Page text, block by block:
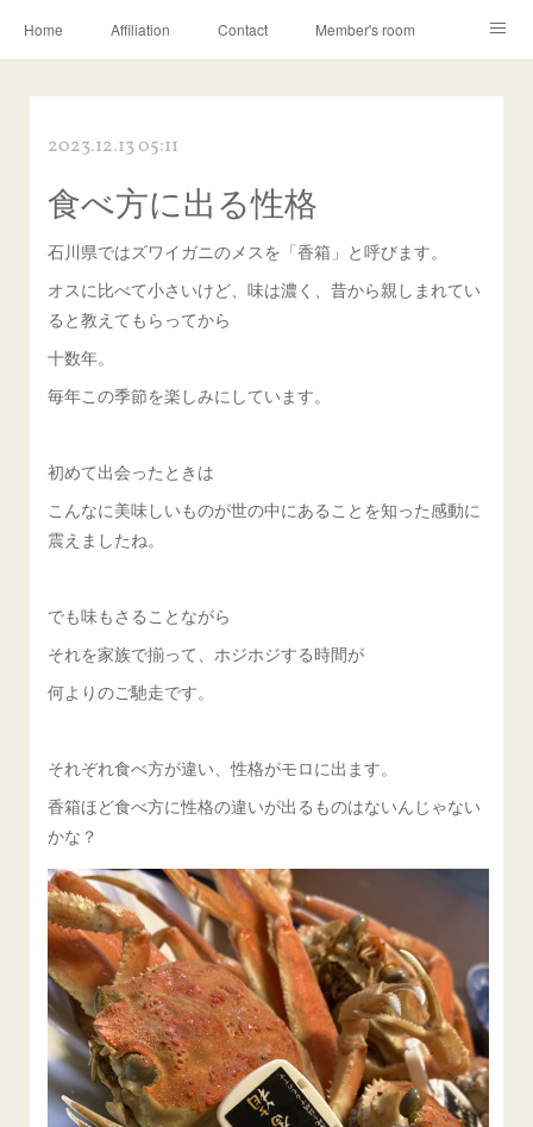
Home Affiliation Contact Member's room
2023.12.13 05:11
食べ方に出る性格
石川県ではズワイガニのメスを「香箱」と呼びます。
オスに比べて小さいけど、味は濃く、昔から親しまれてい
ると教えてもらってから
十数年。
毎年この季節を楽しみにしています。
初めて出会ったときは
こんなに美味しいものが世の中にあることを知った感動に
震えましたね。
でも味もさることながら
それを家族で揃って、ホジホジする時間が
何よりのご馳走です。
それぞれ食べ方が違い、性格がモロに出ます。
香箱ほど食べ方に性格の違いが出るものはないんじゃない
かな？